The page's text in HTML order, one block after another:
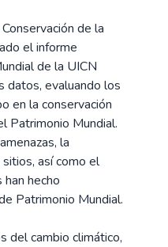
de la
el informe
de la UICN
datos, evaluando los
en la conservación
Patrimonio Mundial.
la
así como el
hecho
Patrimonio Mundial.
del cambio climático,